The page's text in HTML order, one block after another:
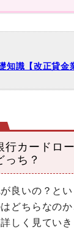
知識【改正貸金
行カードロ
っち？
良いの？と
どちらなの
しく見ていき